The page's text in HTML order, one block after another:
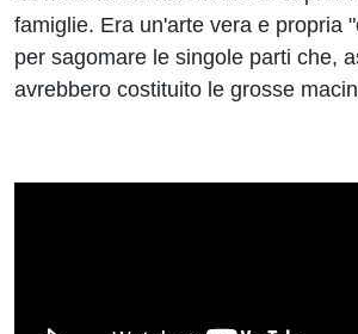
famiglie. Era un'arte vera e propria
per sagomare le singole parti che,
avrebbero costituito le grosse